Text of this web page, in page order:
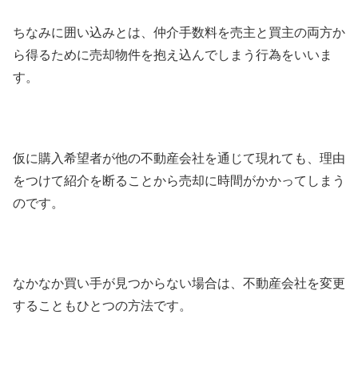
ちなみに囲い込みとは、仲介手数料を売主と買主の両方か
ら得るために売却物件を抱え込んでしまう行為をいいま
す。
仮に購入希望者が他の不動産会社を通じて現れても、理由
をつけて紹介を断ることから売却に時間がかかってしまう
のです。
なかなか買い手が見つからない場合は、不動産会社を変更
することもひとつの方法です。